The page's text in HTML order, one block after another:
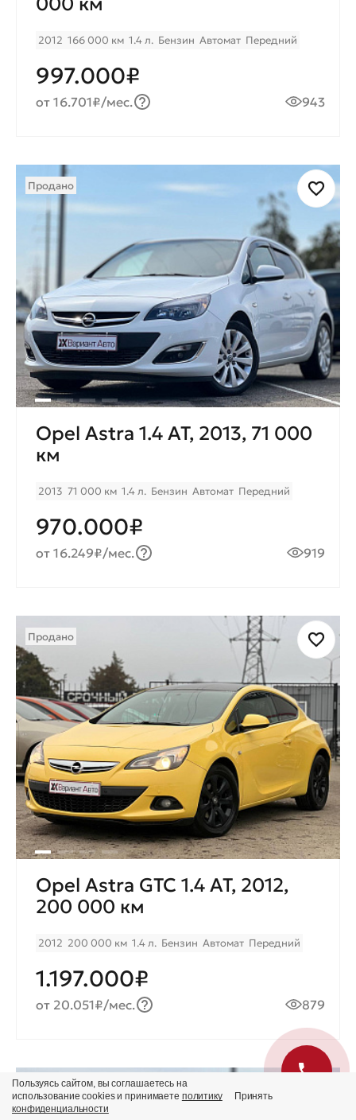
2012 166 000 км 1.4 л. Бензин Автомат Передний
997.000₽
от 16.701₽/мес. 943
Продано
Opel Astra 1.4 AT, 2013, 71 000
км
2013 71 000 км 1.4 л. Бензин Автомат Передний
970.000₽
от 16.249₽/мес. 919
Продано
Opel Astra GTC 1.4 AT, 2012,
200 000 км
2012 200 000 км 1.4 л. Бензин Автомат Передний
1.197.000₽
от 20.051₽/мес. 879
Продано
Пользуясь сайтом, вы соглашаетесь на
использование cookies и принимаете политику
конфиденциальности
Принять